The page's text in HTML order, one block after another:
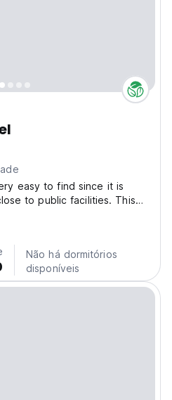
easy to find since it is
to public facilities. This
far away from the
unforgettable stay...
Não há dormitórios
disponíveis